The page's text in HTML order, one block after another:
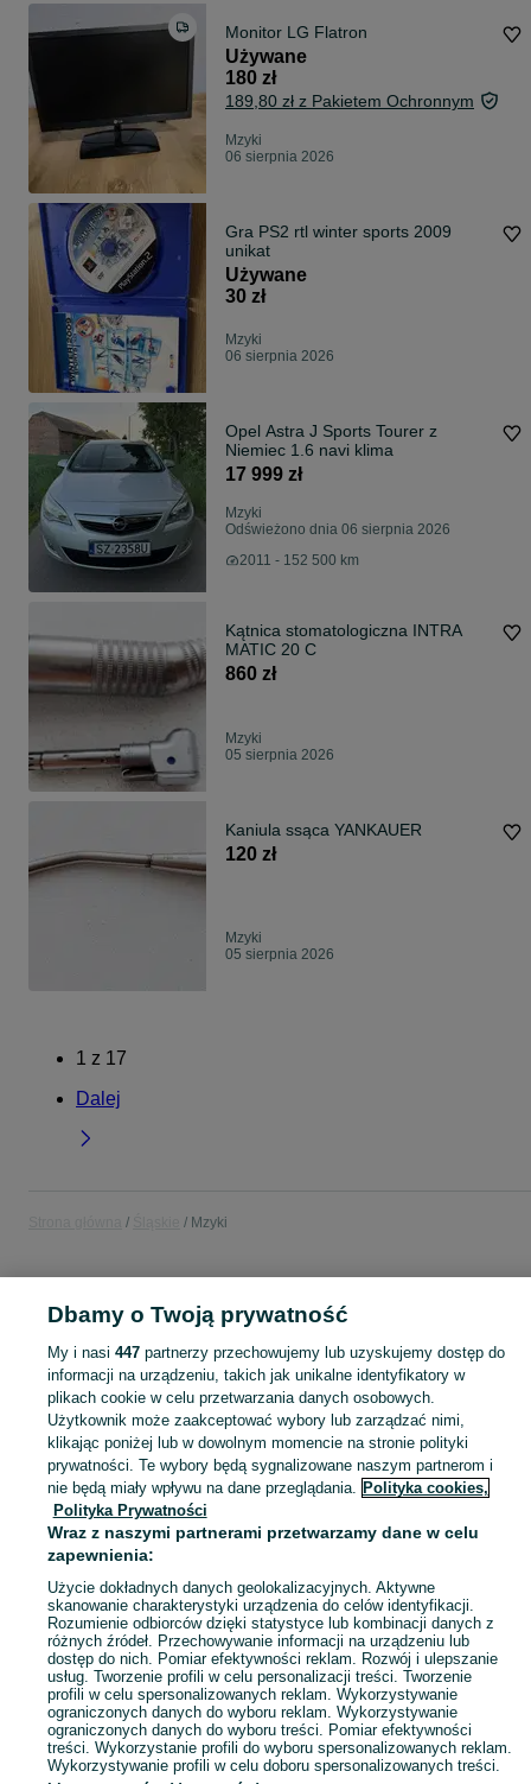
Monitor LG Flatron
Używane
180 zł
189,80 zł z Pakietem Ochronnym
Mzyki
06 sierpnia 2026
Gra PS2 rtl winter sports 2009
unikat
Używane
30 zł
Mzyki
06 sierpnia 2026
Opel Astra J Sports Tourer z
Niemiec 1.6 navi klima
17 999 zł
Mzyki
Odświeżono dnia 06 sierpnia 2026
2011 - 152 500 km
Kątnica stomatologiczna INTRA
MATIC 20 C
860 zł
Mzyki
05 sierpnia 2026
Kaniula ssąca YANKAUER
120 zł
Mzyki
05 sierpnia 2026
1 z 17
Dalej
Mzyki
palety
Skorzystaj z największego serwisu ogłoszeniowego - Mzyki i okolice! Kupuj to, czego pragniesz i sprzedawaj to, czego już nie potrzebujesz! Zobacz
Mapa kategorii
Mapa miejscowości
Mapa ministron
Popularne wyszukiwania
Dbamy o Twoją prywatność
My i nasi 447partnerzy przechowujemy lub uzyskujemy dostęp do
informacji na urządzeniu, takich jak unikalne identyfikatory w
plikach cookie w celu przetwarzania danych osobowych.
Użytkownik może zaakceptować wybory lub zarządzać nimi,
klikając poniżej lub w dowolnym momencie na stronie polityki
prywatności. Te wybory będą sygnalizowane naszym partnerom i
nie będą miały wpływu na dane przeglądania. Polityka cookies,
Polityka Prywatności
Wraz z naszymi partnerami przetwarzamy dane w celu
zapewnienia:
Użycie dokładnych danych geolokalizacyjnych. Aktywne
skanowanie charakterystyki urządzenia do celów identyfikacji.
Rozumienie odbiorców dzięki statystyce lub kombinacji danych z
różnych źródeł. Przechowywanie informacji na urządzeniu lub
dostęp do nich. Pomiar efektywności reklam. Rozwój i ulepszanie
usług. Tworzenie profili w celu personalizacji treści. Tworzenie
profili w celu spersonalizowanych reklam. Wykorzystywanie
ograniczonych danych do wyboru reklam. Wykorzystywanie
ograniczonych danych do wyboru treści. Pomiar efektywności
treści. Wykorzystanie profili do wyboru spersonalizowanych reklam.
Wykorzystywanie profili w celu doboru spersonalizowanych treści.